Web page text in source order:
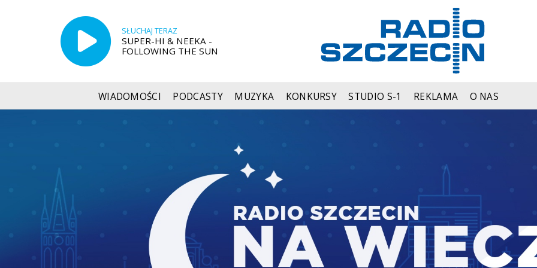
SŁUCHAJ TERAZ
SUPER-HI & NEEKA -
FOLLOWING THE SUN
WIADOMOŚCI PODCASTY MUZYKA KONKURSY STUDIO S-1 REKLAMA O NAS